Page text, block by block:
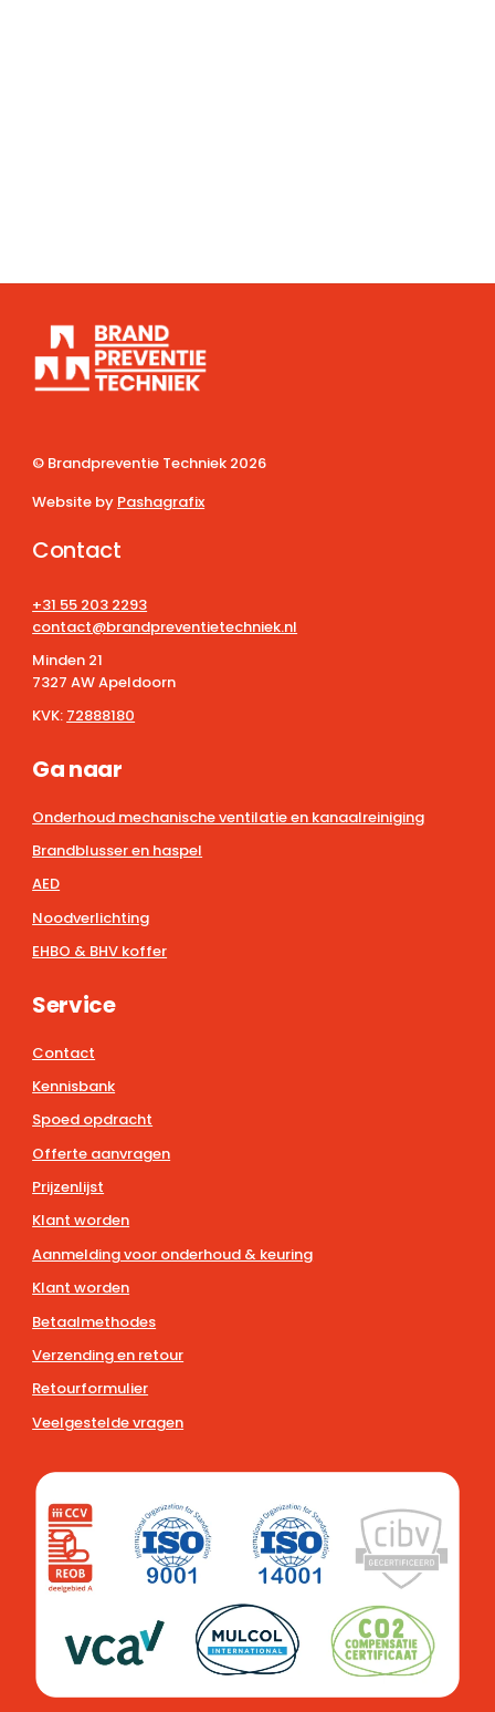
© Brandpreventie Techniek 2026
Website by Pashagrafix
Contact
+31 55 203 2293
contact@brandpreventietechniek.nl
Minden 21
7327 AW Apeldoorn
KVK: 72888180
Ga naar
Onderhoud mechanische ventilatie en kanaalreiniging
Brandblusser en haspel
AED
Noodverlichting
EHBO & BHV koffer
Service
Contact
Kennisbank
Spoed opdracht
Offerte aanvragen
Prijzenlijst
Klant worden
Aanmelding voor onderhoud & keuring
Klant worden
Betaalmethodes
Verzending en retour
Retourformulier
Veelgestelde vragen